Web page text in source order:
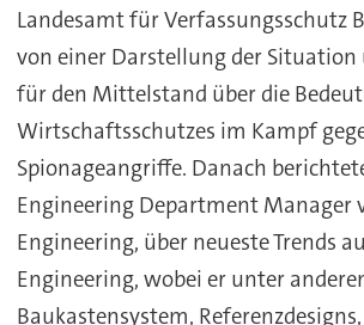
Landesamt für Verfassungsschutz
von einer Darstellung der Situation
für den Mittelstand über die
Wirtschaftsschutzes im Kampf
Spionageangriffe. Danach
Engineering Department Manager
Engineering, über neueste Trends
Engineering, wobei er unter
Baukastensystem,